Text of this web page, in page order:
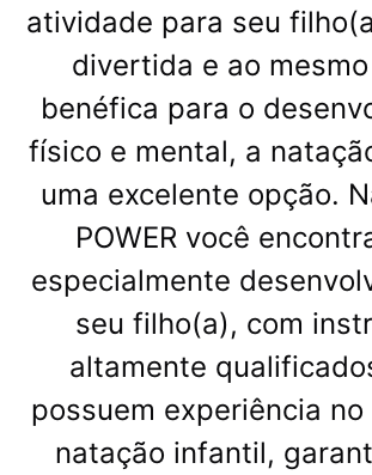
atividade para seu
divertida e ao
benéfica para o
físico e mental, a
uma excelente opção.
POWER você
especialmente
seu filho(a), com
altamente
possuem experiência
natação infantil,